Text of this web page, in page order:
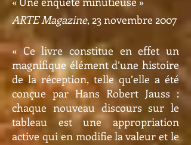
ARTE Magazine, 23 novembre 2007
« Ce livre constitue en effet un
magnifique élément d’une histoire
de la réception, telle qu’elle a été
conçue par Hans Robert Jauss :
chaque nouveau discours sur le
tableau est une appropriation
active qui en modifie la valeur et le